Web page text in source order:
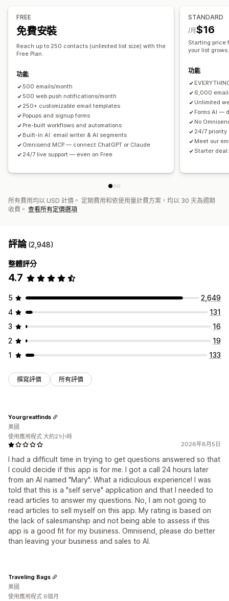
編輯工具
自訂字型
匯入和匯出 電子郵件網域
電子郵件收集清單
簡訊收集清單
觸發條件與規則 自動化 目標設定 地理位置
分群
API 與 Webhook
FREE
免費安裝
Reach up to 250 contacts (unlimited list size) with the
Free Plan.
功能
500 emails/month
500 web push notifications/month
250+ customizable email templates
Popups and signup forms
Pre-built workflows and automations
Built-in AI: email writer & AI segments
Omnisend MCP — connect ChatGPT or Claude
24/7 live support — even on Free
STANDARD
$16
/月
Starting price
your list
功能
6,000
Unlimited
Forms AI —
No
24/7 priority
Meet our
Starter
所有費用均以 USD 計價。 定期費用和依使用量計費方案，均以 30 天為週期
收費。 查看所有定價選項
評論(2,948)
整體評分
4.7
5
2,649
4
131
3
16
2
19
1
133
撰寫評價 所有評價
2026年8月5日
I had a difficult time in trying to get questions answered so that
I could decide if this app is for me. I got a call 24 hours later
from an AI named "Mary". What a ridiculous experience! I was
told that this is a "self serve" application and that I needed to
read articles to answer my questions. No, I am not going to
read articles to sell myself on this app. My rating is based on
the lack of salesmanship and not being able to assess if this
app is a good fit for my business. Omnisend, please do better
than leaving your business and sales to AI.
Yourgreatfinds
美國
使用應用程式 大約21小時
Traveling Bags
美國
使用應用程式 6個月